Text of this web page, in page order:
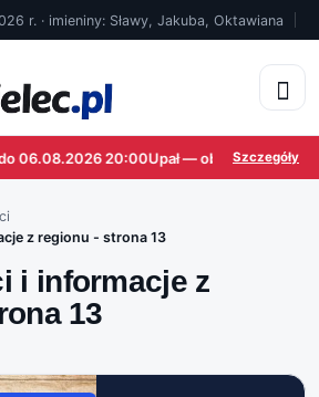
r. · imieniny: Sławy, Jakuba, Oktawiana
06.08.2026 20:00Upał — obowiązuje do
Szczegóły
z regionu - strona 13
i informacje z
13